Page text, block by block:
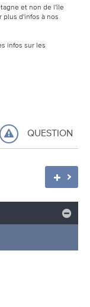
et non de l'île
plus d'infos à nos
infos sur les
QUESTION